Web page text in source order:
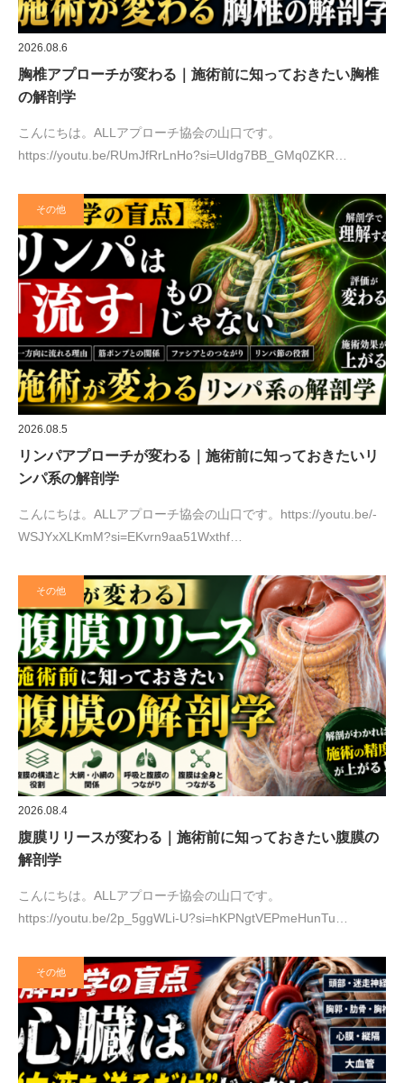
2026.08.6
胸椎アプローチが変わる｜施術前に知っておきたい胸椎
の解剖学
こんにちは。ALLアプローチ協会の山口です。
https://youtu.be/RUmJfRrLnHo?si=UIdg7BB_GMq0ZKR…
その他
2026.08.5
リンパアプローチが変わる｜施術前に知っておきたいリ
ンパ系の解剖学
こんにちは。ALLアプローチ協会の山口です。https://youtu.be/-
WSJYxXLKmM?si=EKvrn9aa51Wxthf…
その他
2026.08.4
腹膜リリースが変わる｜施術前に知っておきたい腹膜の
解剖学
こんにちは。ALLアプローチ協会の山口です。
https://youtu.be/2p_5ggWLi-U?si=hKPNgtVEPmeHunTu…
その他